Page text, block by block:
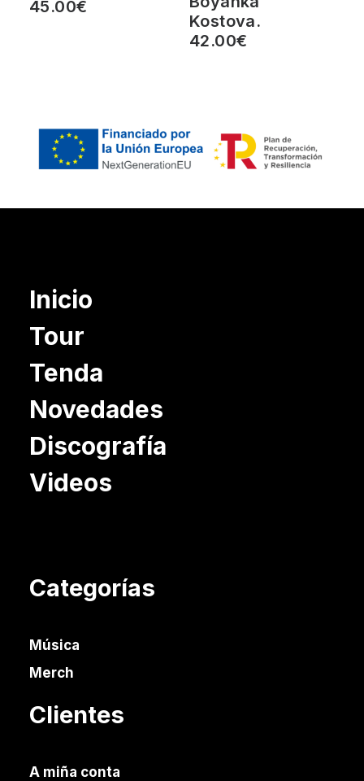
45.00€
Kostova.
42.00€
Inicio
Tour
Tenda
Novedades
Discografía
Videos
Categorías
Música
Merch
Clientes
A miña conta